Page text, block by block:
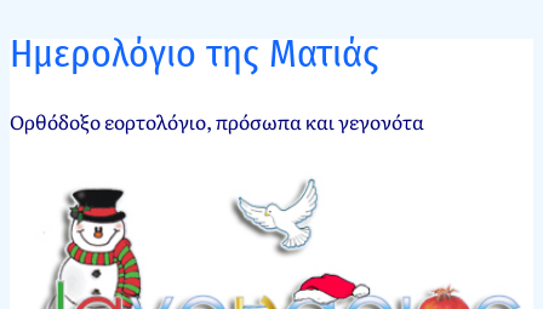
Ημερολόγιο της Ματιάς
Ορθόδοξο εορτολόγιο, πρόσωπα και γεγονότα